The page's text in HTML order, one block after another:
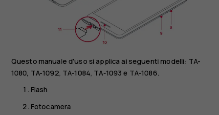
Questo manuale d'uso si applica ai seguenti modelli: TA-
1080, TA-1092, TA-1084, TA-1093 e TA-1086.
Flash
Fotocamera